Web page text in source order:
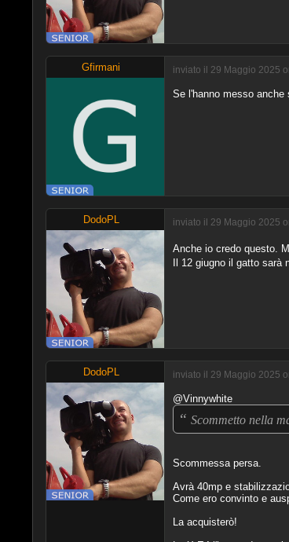
Gfirmani inviato il 29 Maggio 2025
Se l'hanno messo anche
DodoPL inviato il 29 Maggio 2025
Anche io credo questo.
Il 12 giugno il gatto sarà
DodoPL inviato il 29 Maggio 2025
@Vinnywhite
“ Scommetto nella
Scommessa persa.
Avrà 40mp e
Come ero convinto e
La acquisterò!